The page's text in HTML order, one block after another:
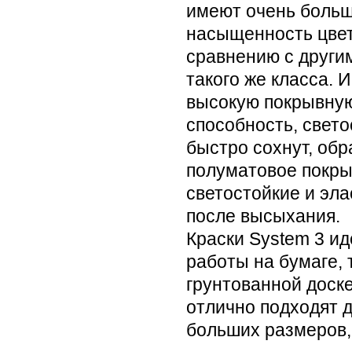
имеют очень
насыщенность
сравнению с
такого же класса.
высокую
способность,
быстро сохнут,
полуматовое
светостойкие и
после высыхания.
Краски System 3
работы на бумаге,
грунтованной
отлично подходят
больших